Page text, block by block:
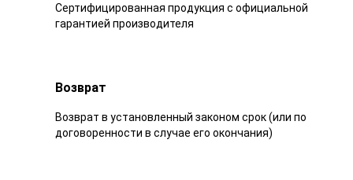
Сертифицированная продукция с официальной
гарантией производителя
Возврат
Возврат в установленный законом срок (или по
договоренности в случае его окончания)